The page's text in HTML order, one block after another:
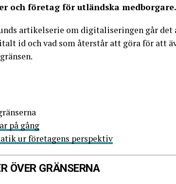
och företag för utländska medborgare.
artikelserie om digitaliseringen går det
id och vad som återstår att göra för att
på gång
ur företagens perspektiv
ÖVER GRÄNSERNA